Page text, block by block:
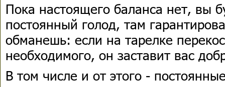
Пока настоящего баланса нет, вы
постоянный голод, там
обманешь: если на тарелке
необходимого, он заставит вас
В том числе и от этого -